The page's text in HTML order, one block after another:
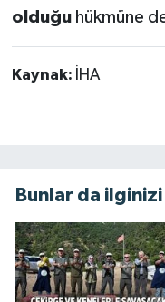
olduğuhükmüne
Kaynak: İHA
Bunlar da